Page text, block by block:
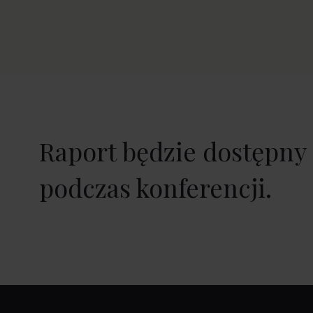
Raport będzie dostępny
podczas konferencji.